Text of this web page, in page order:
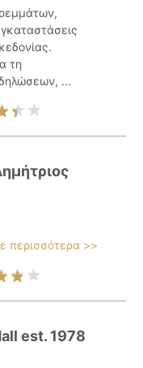
τη
...
περισσότερα >>
est. 1978